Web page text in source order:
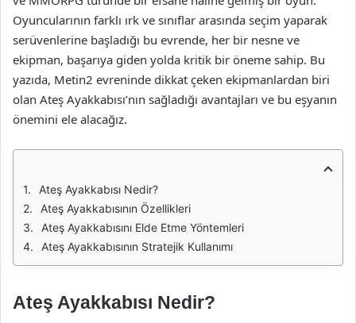
Oyuncularının farklı ırk ve sınıflar arasında seçim yaparak
serüvenlerine başladığı bu evrende, her bir nesne ve
ekipman, başarıya giden yolda kritik bir öneme sahip. Bu
yazıda, Metin2 evreninde dikkat çeken ekipmanlardan biri
olan Ateş Ayakkabısı’nın sağladığı avantajları ve bu eşyanın
önemini ele alacağız.
Ateş Ayakkabısı Nedir?
Ateş Ayakkabısının Özellikleri
Ateş Ayakkabısını Elde Etme Yöntemleri
Ateş Ayakkabısının Stratejik Kullanımı
Ateş Ayakkabısı Nedir?